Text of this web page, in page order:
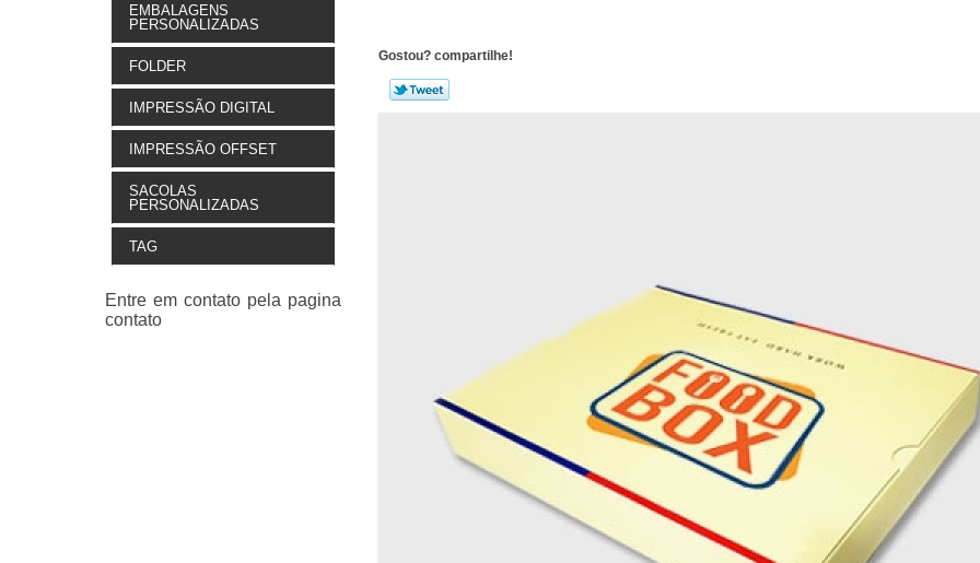
EMBALAGENS
PERSONALIZADAS
FOLDER
IMPRESSÃO DIGITAL
IMPRESSÃO OFFSET
SACOLAS
PERSONALIZADAS
TAG
Gostou? compartilhe!